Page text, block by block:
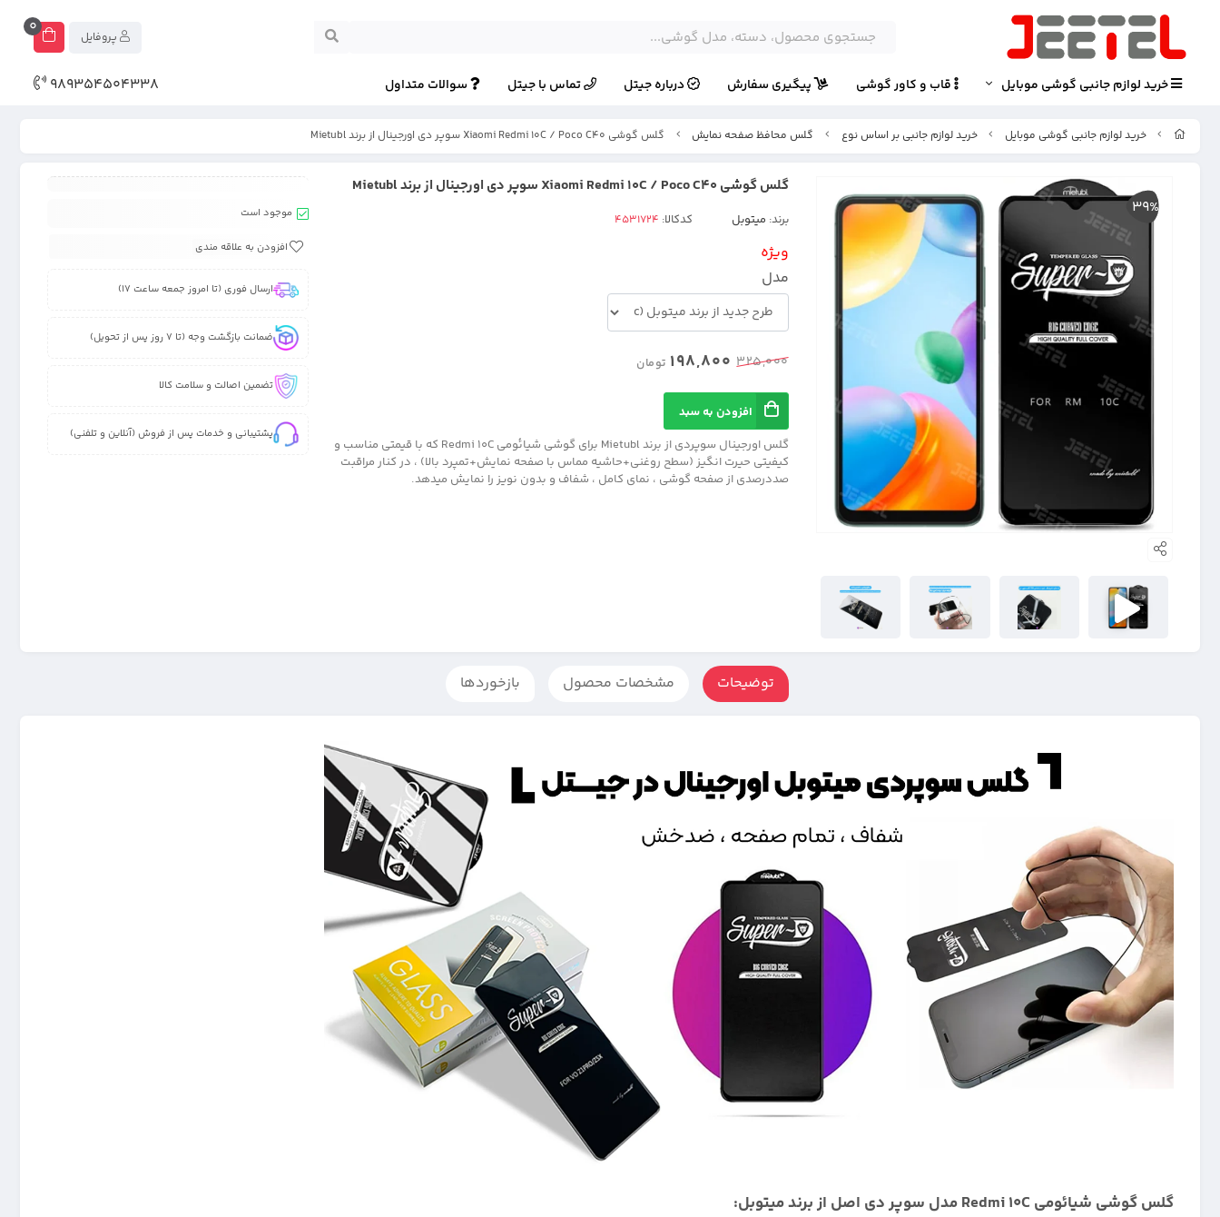
0
خرید لوازم جانبی گوشی موبایل قاب و کاور گوشی پیگیری سفارش درباره جیتل تماس با جیتل سوالات متداول 989354504338
خرید لوازم جانبی گوشی موبایل خرید لوازم جانبی بر اساس نوع گلس محافظ صفحه نمایش گلس گوشی Xiaomi Redmi 10C / Poco C40 سوپر دی اورجینال از برند Mietubl
39%
گلس گوشی Xiaomi Redmi 10C / Poco C40 سوپر دی اورجینال از برند Mietubl
برند: میتوبل کدکالا:
ویژه
مدل
325,000
198,800 تومان
افزودن به سبد
گلس اورجینال سوپردی از برند Mietubl برای گوشی شیائومی Redmi 10C که با قیمتی مناسب و
کیفیتی حیرت انگیز (سطح روغنی+حاشیه مماس با صفحه نمایش+تمپرد بالا) ، در کنار مراقبت
صددرصدی از صفحه گوشی ، نمای کامل ، شفاف و بدون نویز را نمایش میدهد.
موجود است
افزودن به علاقه مندی
ارسال فوری (تا امروز جمعه ساعت 17)
ضمانت بازگشت وجه (تا 7 روز پس از تحویل)
تضمین اصالت و سلامت کالا
پشتیبانی و خدمات پس از فروش (آنلاین و تلفنی)
توضیحات مشخصات محصول بازخوردها
گلس گوشی شیائومی Redmi 10C مدل سوپر دی اصل از برند میتوبل: